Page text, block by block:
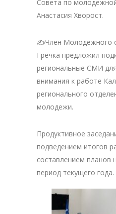
Совета по
Анастасия Хворост.
✍️Член Молодежного
Гречка предложил
региональные СМИ
внимания к работе
регионального
молодежи.
Продуктивное
подведением итогов
составлением планов
период текущего года.